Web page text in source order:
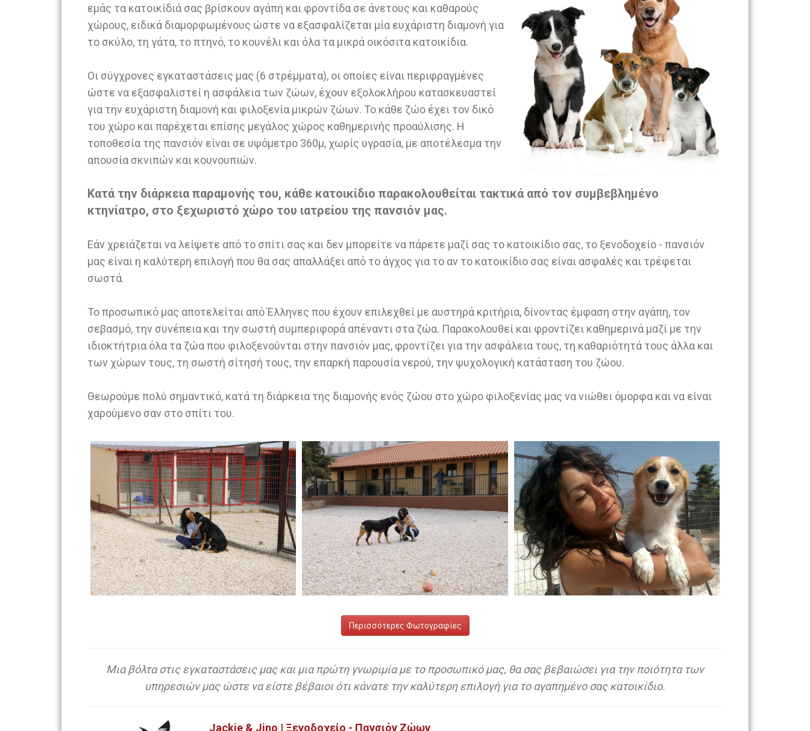
εμάς τα κατοικίδιά σας βρίσκουν αγάπη και φροντίδα σε άνετους και καθαρούς
χώρους, ειδικά διαμορφωμένους ώστε να εξασφαλίζεται μία ευχάριστη διαμονή για
το σκύλο, τη γάτα, το πτηνό, το κουνέλι και όλα τα μικρά οικόσιτα κατοικίδια.
Οι σύγχρονες εγκαταστάσεις μας (6 στρέμματα), οι οποίες είναι περιφραγμένες
ώστε να εξασφαλιστεί η ασφάλεια των ζώων, έχουν εξολοκλήρου κατασκευαστεί
για την ευχάριστη διαμονή και φιλοξενία μικρών ζώων. Το κάθε ζώο έχει τον δικό
του χώρο και παρέχεται επίσης μεγάλος χώρος καθημερινής προαύλισης. Η
τοποθεσία της πανσιόν είναι σε υψόμετρο 360μ, χωρίς υγρασία, με αποτέλεσμα την
απουσία σκνιπών και κουνουπιών.
Κατά την διάρκεια παραμονής του, κάθε κατοικίδιο παρακολουθείται τακτικά από τον συμβεβλημένο
κτηνίατρο, στο ξεχωριστό χώρο του ιατρείου της πανσιόν μας.
Εάν χρειάζεται να λείψετε από το σπίτι σας και δεν μπορείτε να πάρετε μαζί σας το κατοικίδιο σας, το ξενοδοχείο - πανσιόν
μας είναι η καλύτερη επιλογή που θα σας απαλλάξει από το άγχος για το αν το κατοικίδιο σας είναι ασφαλές και τρέφεται
σωστά.
Το προσωπικό μας αποτελείται από Έλληνες που έχουν επιλεχθεί με αυστηρά κριτήρια, δίνοντας έμφαση στην αγάπη, τον
σεβασμό, την συνέπεια και την σωστή συμπεριφορά απέναντι στα ζώα. Παρακολουθεί και φροντίζει καθημερινά μαζί με την
ιδιοκτήτρια όλα τα ζώα που φιλοξενούνται στην πανσιόν μας, φροντίζει για την ασφάλεια τους, τη καθαριότητά τους άλλα και
των χώρων τους, τη σωστή σίτησή τους, την επαρκή παρουσία νερού, την ψυχολογική κατάσταση του ζώου.
Θεωρούμε πολύ σημαντικό, κατά τη διάρκεια της διαμονής ενός ζώου στο χώρο φιλοξενίας μας να νιώθει όμορφα και να είναι
χαρούμενο σαν στο σπίτι του.
Περισσότερες Φωτογραφίες
Μια βόλτα στις εγκαταστάσεις μας και μια πρώτη γνωριμία με το προσωπικό μας, θα σας βεβαιώσει για την ποιότητα των
υπηρεσιών μας ώστε να είστε βέβαιοι ότι κάνατε την καλύτερη επιλογή για το αγαπημένο σας κατοικίδιο.
Jackie & Jino | Ξενοδοχείο - Πανσιόν Ζώων